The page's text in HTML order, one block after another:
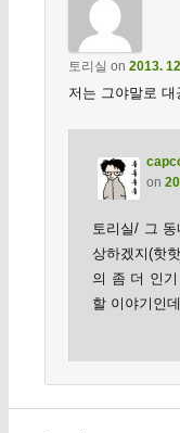
토리실 on 2013.
저는 그야말로
on
토리실/ 그
상하겠지(핫
의 좀 더 인
할 이야기인